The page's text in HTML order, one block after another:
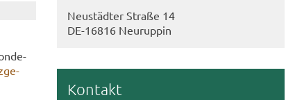
Neu­städ­ter Stra­ße 14
DE-​16816 Neu­rup­pin
Kon­takt